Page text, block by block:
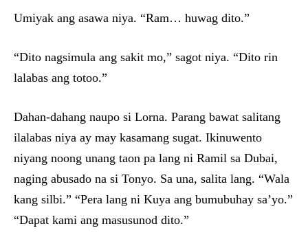
Umiyak ang asawa niya. “Ram… huwag dito.”
“Dito nagsimula ang sakit mo,” sagot niya. “Dito rin
lalabas ang totoo.”
Dahan-dahang naupo si Lorna. Parang bawat salitang
ilalabas niya ay may kasamang sugat. Ikinuwento
niyang noong unang taon pa lang ni Ramil sa Dubai,
naging abusado na si Tonyo. Sa una, salita lang. “Wala
kang silbi.” “Pera lang ni Kuya ang bumubuhay sa’yo.”
“Dapat kami ang masusunod dito.”